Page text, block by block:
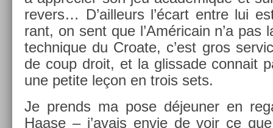
re­v­ers… D’ail­leurs l’écart entre lui
rant, on sent que l’Américain n’a pas
tech­nique du Croate, c’est gros
de coup droit, et la glis­sade con­nait
une petite leçon en trois sets.
Je pre­nds ma pose déjeun­er en
Haase – j’avais envie de voir ce